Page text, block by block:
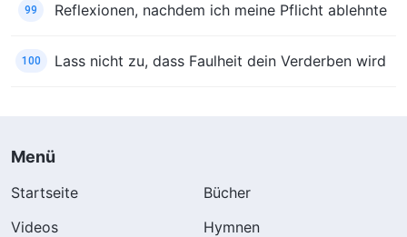
99 Reflexionen, nachdem ich meine Pflicht ablehnte
100 Lass nicht zu, dass Faulheit dein Verderben wird
Menü
Startseite
Bücher
Videos
Hymnen